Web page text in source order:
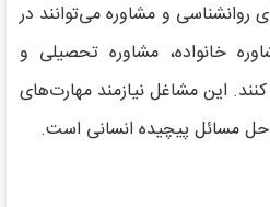
روانشناسی و مشاوره می‌توانند در
خانواده، مشاوره تحصیلی و
این مشاغل نیازمند مهارت‌های
حل مسائل پیچیده انسانی است.